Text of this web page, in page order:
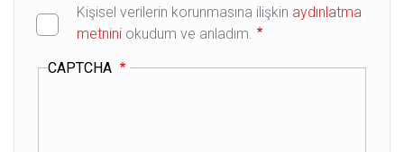
Kişisel verilerin korunmasına ilişkin aydınlatma
metnini okudum ve anladım.
CAPTCHA